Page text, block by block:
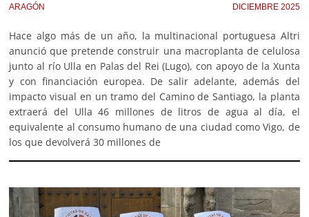
ARAGÓN DICIEMBRE 2025
Hace algo más de un año, la multinacional portuguesa Altri
anunció que pretende construir una macroplanta de celulosa
junto al río Ulla en Palas del Rei (Lugo), con apoyo de la Xunta
y con financiación europea. De salir adelante, además del
impacto visual en un tramo del Camino de Santiago, la planta
extraerá del Ulla 46 millones de litros de agua al día, el
equivalente al consumo humano de una ciudad como Vigo, de
los que devolverá 30 millones de